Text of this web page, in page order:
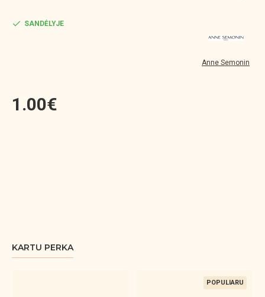
1.00€
SANDĖLYJE
Anne Semonin
KARTU PERKA
POPULIARU